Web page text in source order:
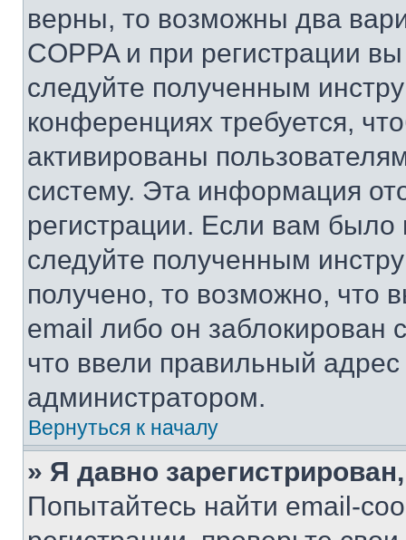
верны, то возможны два
COPPA и при регистрации
следуйте полученным
конференциях требуется,
активированы
систему. Эта информация
регистрации. Если вам
следуйте полученным
получено, то возможно, что
email либо он
что ввели правильный адрес
администратором.
Вернуться к началу
» Я давно
Попытайтесь найти email-